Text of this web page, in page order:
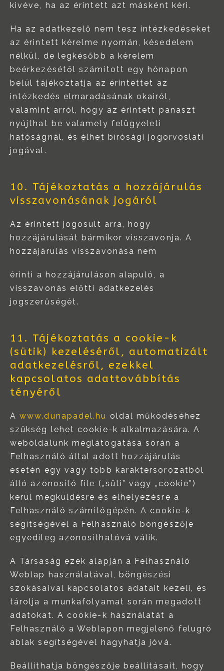
kivéve, ha az érintett azt másként kéri.
Ha az adatkezelő nem tesz intézkedéseket
az érintett kérelme nyomán, késedelem
nélkül, de legkésőbb a kérelem
beérkezésétől számított egy hónapon
belül tájékoztatja az érintettet az
intézkedés elmaradásának okairól,
valamint arról, hogy az érintett panaszt
nyújthat be valamely felügyeleti
hatóságnál, és élhet bírósági jogorvoslati
jogával.
10. Tájékoztatás a hozzájárulás
visszavonásának jogáról
Az érintett jogosult arra, hogy
hozzájárulását bármikor visszavonja. A
hozzájárulás visszavonása nem
érinti a hozzájáruláson alapuló, a
visszavonás előtti adatkezelés
jogszerűségét.
11. Tájékoztatás a cookie-k
(sütik) kezeléséről, automatizált
adatkezelésről, ezekkel
kapcsolatos adattovábbítás
tényéről
Awww.dunapadel.hu oldal működéséhez
szükség lehet cookie-k alkalmazására. A
weboldalunk meglátogatása során a
Felhasználó által adott hozzájárulás
esetén egy vagy több karaktersorozatból
álló azonosító file („süti” vagy „cookie”)
kerül megküldésre és elhelyezésre a
Felhasználó számítógépén. A cookie-k
segítségével a Felhasználó böngészője
egyedileg azonosíthatóvá válik.
A Társaság ezek alapján a Felhasználó
Weblap használatával, böngészési
szokásaival kapcsolatos adatait kezeli, és
tárolja a munkafolyamat során megadott
adatokat. A cookie-k használatát a
Felhasználó a Weblapon megjelenő felugró
ablak segítségével hagyhatja jóvá.
Beállíthatja böngészője beállításait, hogy